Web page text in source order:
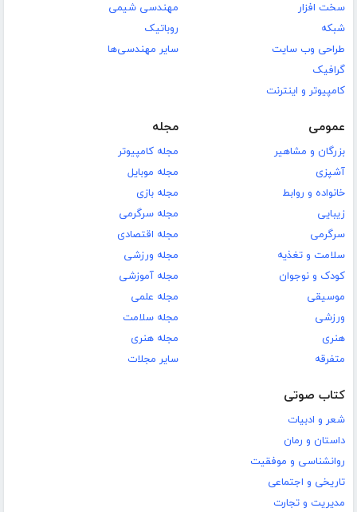
سخت افزار
شبکه
طراحی وب سایت
گرافیک
کامپیوتر و اینترنت
مهندسی شیمی
روباتیک
سایر مهندسی‌ها
عمومی
بزرگان و مشاهیر
آشپزی
خانواده و روابط
زیبایی
سرگرمی
سلامت و تغذیه
کودک و نوجوان
موسیقی
ورزشی
هنری
متفرقه
مجله
مجله کامپیوتر
مجله موبایل
مجله بازی
مجله سرگرمی
مجله اقتصادی
مجله ورزشی
مجله آموزشی
مجله علمی
مجله سلامت
مجله هنری
سایر مجلات
کتاب صوتی
شعر و ادبیات
داستان و رمان
روانشناسی و موفقیت
تاریخی و اجتماعی
مدیریت و تجارت